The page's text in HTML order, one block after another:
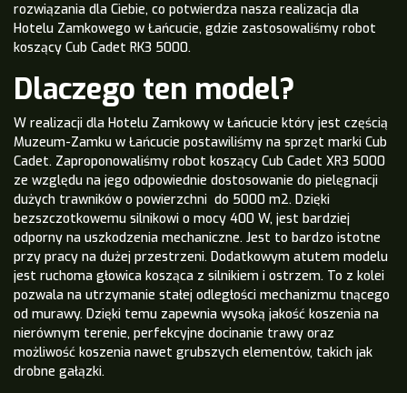
rozwiązania dla Ciebie, co potwierdza nasza realizacja dla
Hotelu Zamkowego w Łańcucie, gdzie zastosowaliśmy robot
koszący Cub Cadet RK3 5000.
Dlaczego ten model?
W realizacji dla Hotelu Zamkowy w Łańcucie który jest częścią
Muzeum-Zamku w Łańcucie postawiliśmy na sprzęt marki Cub
Cadet. Zaproponowaliśmy robot koszący Cub Cadet XR3 5000
ze względu na jego odpowiednie dostosowanie do pielęgnacji
dużych trawników o powierzchni do 5000 m2. Dzięki
bezszczotkowemu silnikowi o mocy 400 W, jest bardziej
odporny na uszkodzenia mechaniczne. Jest to bardzo istotne
przy pracy na dużej przestrzeni. Dodatkowym atutem modelu
jest ruchoma głowica kosząca z silnikiem i ostrzem. To z kolei
pozwala na utrzymanie stałej odległości mechanizmu tnącego
od murawy. Dzięki temu zapewnia wysoką jakość koszenia na
nierównym terenie, perfekcyjne docinanie trawy oraz
możliwość koszenia nawet grubszych elementów, takich jak
drobne gałązki.